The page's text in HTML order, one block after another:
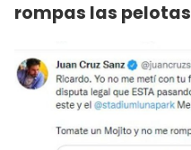
rompas las pelotas